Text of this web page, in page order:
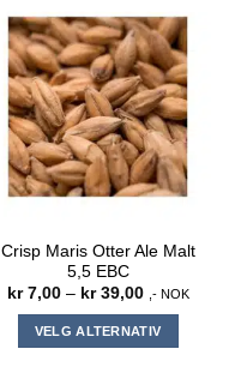
Crisp Maris Otter Ale Malt
5,5 EBC
kr7,00 – kr39,00Prisområde:
til
kr 39,00
,- NOK
VELG ALTERNATIV